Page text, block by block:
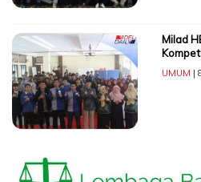
Milad
UMUM |